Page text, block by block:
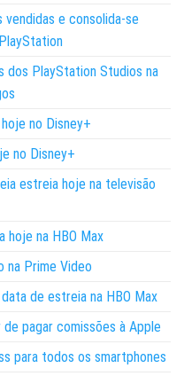
e consolida-se
dos PlayStation Studios na
no Disney+
no Disney+
estreia hoje na televisão
hoje na HBO Max
na Prime Video
de estreia na HBO Max
pagar comissões à Apple
para todos os smartphones